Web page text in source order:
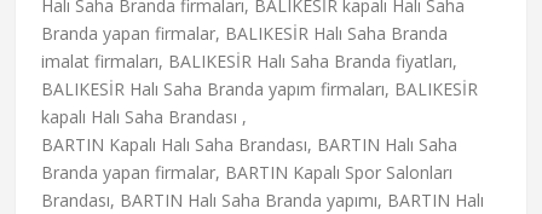
Halı Saha Branda firmaları, BALIKESİR kapalı Halı Saha
Branda yapan firmalar, BALIKESİR Halı Saha Branda
imalat firmaları, BALIKESİR Halı Saha Branda fiyatları,
BALIKESİR Halı Saha Branda yapım firmaları, BALIKESİR
kapalı Halı Saha Brandası ,
BARTIN Kapalı Halı Saha Brandası, BARTIN Halı Saha
Branda yapan firmalar, BARTIN Kapalı Spor Salonları
Brandası, BARTIN Halı Saha Branda yapımı, BARTIN Halı